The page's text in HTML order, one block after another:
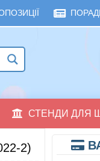
СТЕНДИ ДЛЯ
2)